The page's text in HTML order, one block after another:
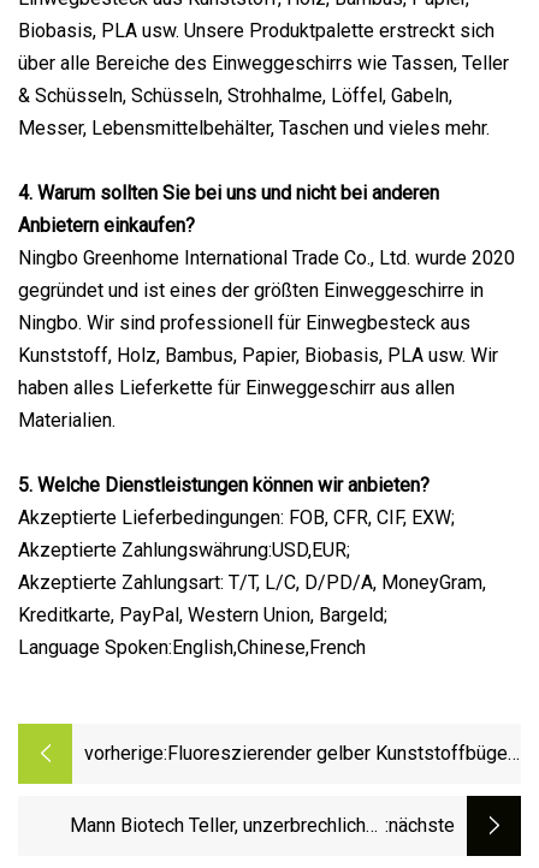
Biobasis, PLA usw. Unsere Produktpalette erstreckt sich
über alle Bereiche des Einweggeschirrs wie Tassen, Teller
& Schüsseln, Schüsseln, Strohhalme, Löffel, Gabeln,
Messer, Lebensmittelbehälter, Taschen und vieles mehr.
4. Warum sollten Sie bei uns und nicht bei anderen
Anbietern einkaufen?
Ningbo Greenhome International Trade Co., Ltd. wurde 2020
gegründet und ist eines der größten Einweggeschirre in
Ningbo. Wir sind professionell für Einwegbesteck aus
Kunststoff, Holz, Bambus, Papier, Biobasis, PLA usw. Wir
haben alles Lieferkette für Einweggeschirr aus allen
Materialien.
5. Welche Dienstleistungen können wir anbieten?
Akzeptierte Lieferbedingungen: FOB, CFR, CIF, EXW;
Akzeptierte Zahlungswährung:USD,EUR;
Akzeptierte Zahlungsart: T/T, L/C, D/PD/A, MoneyGram,
Kreditkarte, PayPal, Western Union, Bargeld;
Language Spoken:English,Chinese,French
vorherige: Fluoreszierender gelber Kunststoffbügel
Mann Biotech Teller, unzerbrechlicher, :nächste